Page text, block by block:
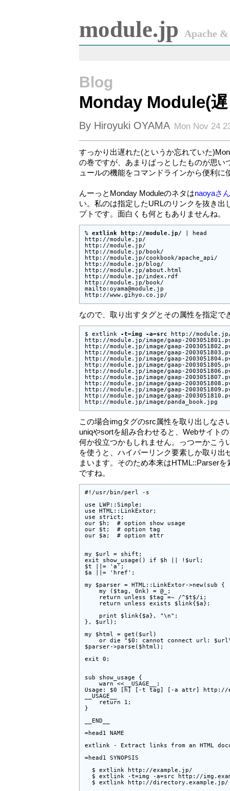
module.jp Apache
Blog
Monday Module(
By Hiroyuki OYAMA Mon Nov 24
すっかり出遅れた(というか忘れていた
の巻ですが、あまりぱっとしたものが思い
ュールの機能をコマンドラインから便利に
んーっとMonday Moduleのネタはnaoyaさ
い。私のは指定したURLのリンクを抜き出
プトです。面白くも何ともありませんね。
% extlink http://module.jp/ | head
http://module.jp/
http://module.jp/
http://module.jp/book/
http://module.jp/cookbook/apache_api/
http://module.jp/blog/
http://module.jp/about.html
http://module.jp/index.rdf
http://module.jp/book/
mailto:oyama@module.jp
http://www.gihyo.co.jp/
なので、取り出すタグとその属性を指定で
$ extlink -t=img -a=src http://
http://module.jp/image/gaap-
http://module.jp/image/gaap-
http://module.jp/image/gaap-
http://module.jp/image/gaap-
http://module.jp/image/gaap-
http://module.jp/image/gaap-
http://module.jp/image/gaap-
http://module.jp/image/gaap-
http://module.jp/image/gaap-
http://module.jp/image/gaap-
http://module.jp/image/panda_book.jpg
この場合imgタグのsrc属性を取り出しなさ
uniqやsortを組み合わせると、Webサイト
何か役立つかもしれません。っつーかこう
を使うと、ハイパーリンク要素しか取り出
まいます。そのため本来はHTML::Parser
ですね。
#!/usr/bin/perl -s
use LWP::Simple;
use HTML::LinkExtor;
use strict;
our $h;  # option show usage
our $t;  # option tag
our $a;  # option attr
my $url = shift;
exit show_usage() if $h || !$url;
$t ||= 'a';
$a ||= 'href';
my $parser = HTML::LinkExtor->new(sub {
    my ($tag, 0nk) = @_;
    return unless $tag =~ /^$t$/i;
    return unless exists $link{$a};
    print $link{$a}, "\n";
}, $url);
my $html = get($url)
or die "$0: cannot connect url:
$parser->parse($html);
exit 0;
sub show_usage {
    warn <<__USAGE__;
Usage: $0 [h] [-t tag] [-a attr] http://
__USAGE__
    return 1;
}
__END__
=head1 NAME
extlink - Extract links from an HTML
=head1 SYNOPSIS
  $ extlink http://example.jp/
$ extlink -t=img -a=src http://
$ extlink http://